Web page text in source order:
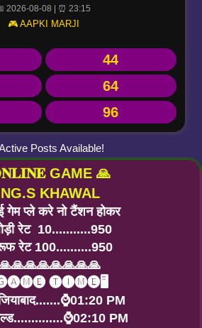
2026-08-08 | ⏰ 23:15
🎮 AAPKI MARJI
44
64
96
Posts Available!
GAME 🙏
KHAWAL
गेम प्ले करे नो टैंशन होकर
रेट 10...........950
रेट 100..........950
🅣🅘🅜🅔🖥️
PM
PM